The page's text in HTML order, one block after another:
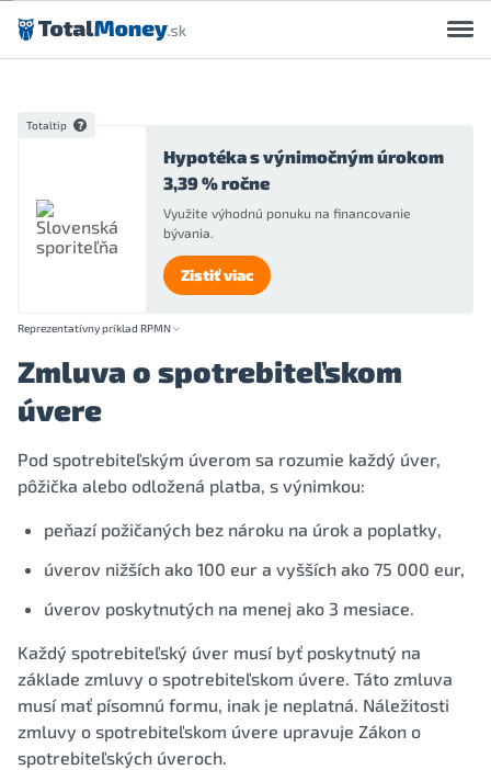
Preskočiť na obsah
Totaltip
Hypotéka s výnimočným úrokom
3,39 % ročne
Využite výhodnú ponuku na financovanie
bývania.
Zistiť viac
Reprezentatívny príklad RPMN
Zmluva o spotrebiteľskom
úvere
Pod spotrebiteľským úverom sa rozumie každý úver,
pôžička alebo odložená platba, s výnimkou:
peňazí požičaných bez nároku na úrok a poplatky,
úverov nižších ako 100 eur a vyšších ako 75 000 eur,
úverov poskytnutých na menej ako 3 mesiace.
Každý spotrebiteľský úver musí byť poskytnutý na
základe zmluvy o spotrebiteľskom úvere. Táto zmluva
musí mať písomnú formu, inak je neplatná. Náležitosti
zmluvy o spotrebiteľskom úvere upravuje Zákon o
spotrebiteľských úveroch.